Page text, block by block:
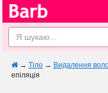
→ Тіло → Видалення
епіляція